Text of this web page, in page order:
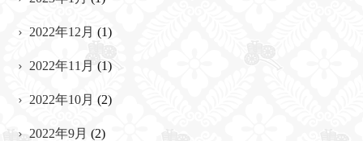
2022年12月 (1)
2022年11月 (1)
2022年10月 (2)
2022年9月 (2)